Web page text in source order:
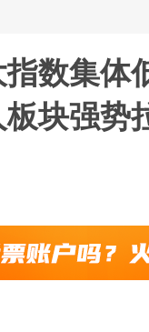
指数集体
块强势